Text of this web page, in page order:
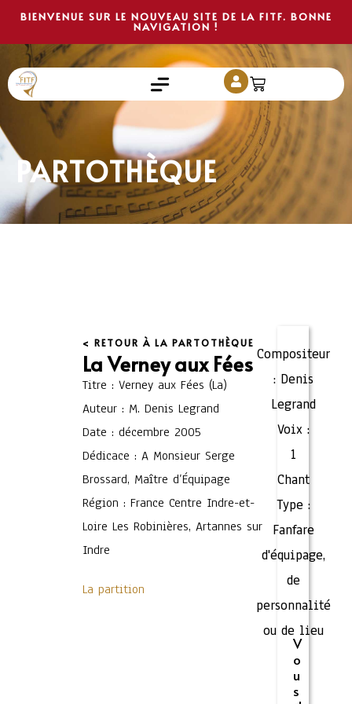
BIENVENUE SUR LE NOUVEAU SITE DE LA FITF. BONNE
NAVIGATION !
PARTOTHÈQUE
< RETOUR À LA PARTOTHÈQUE
La Verney aux Fées
Titre : Verney aux Fées (La)
Auteur : M. Denis Legrand
Date : décembre 2005
Dédicace : A Monsieur Serge
Brossard, Maître d’Équipage
Région : France Centre Indre-et-
Loire Les Robinières, Artannes sur
Indre
La partition
Compositeur
: Denis
Legrand
Voix :
1
Chant
Type :
Fanfare
d'équipage,
de
personnalité
ou de lieu
V
o
u
s